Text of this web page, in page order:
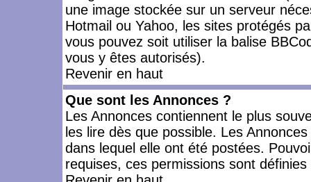
une image stockée sur un serveur
Hotmail ou Yahoo, les sites protégés
vous pouvez soit utiliser la balise
vous y êtes autorisés).
Revenir en haut
Que sont les Annonces ?
Les Annonces contiennent le plus
les lire dès que possible. Les
dans lequel elle ont été postées.
requises, ces permissions sont